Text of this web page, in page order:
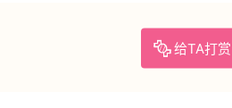
给TA打赏